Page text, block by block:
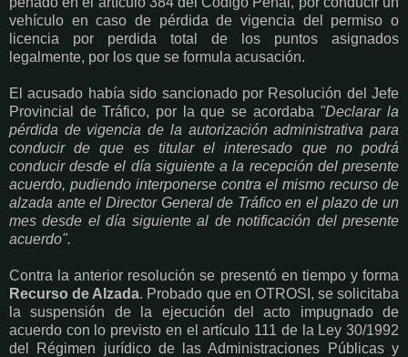
vehículo en caso de pérdida de vigencia del permiso o
licencia por perdida total de los puntos asignados
legalmente, por los que se formula acusación.
El acusado había sido sancionado por Resolución del Jefe
Provincial de Tráfico, por la que se acordaba "Declarar la
pérdida de vigencia de la autorización administrativa para
conducir de que es titular el interesado que no podrá
conducir desde el día siguiente a la recepción del presente
acuerdo, pudiendo interponerse contra el mismo recurso de
alzada ante el Director General de Tráfico en el plazo de un
mes desde el día siguiente al de notificación del presente
acuerdo".
Contra la anterior resolución se presentó en tiempo y forma
Recurso de Alzada. Probado que en OTROSI, se solicitaba
la suspensión de la ejecución del acto impugnado de
acuerdo con lo previsto en el artículo 111 de la Ley 30/1992
del Régimen jurídico de las Administraciones Públicas y